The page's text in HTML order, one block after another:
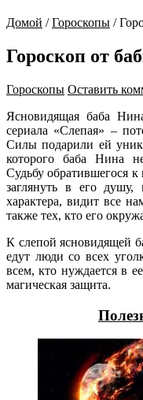
Домой / Гороскопы /
Гороскоп от
Гороскопы Оставить
Ясновидящая баба
сериала «Слепая» –
Силы подарили ей
которого баба Нина
Судьбу обратившегося
заглянуть в его душу,
характера, видит все
также тех, кто его
К слепой ясновидящей
едут люди со всех
всем, кто нуждается в
магическая защита.